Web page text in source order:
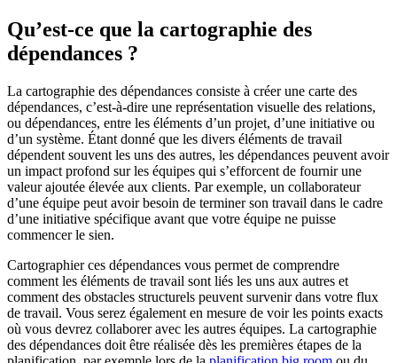
Qu’est-ce que la cartographie des
dépendances ?
La cartographie des dépendances consiste à créer une carte des
dépendances, c’est-à-dire une représentation visuelle des relations,
ou dépendances, entre les éléments d’un projet, d’une initiative ou
d’un système. Étant donné que les divers éléments de travail
dépendent souvent les uns des autres, les dépendances peuvent avoir
un impact profond sur les équipes qui s’efforcent de fournir une
valeur ajoutée élevée aux clients. Par exemple, un collaborateur
d’une équipe peut avoir besoin de terminer son travail dans le cadre
d’une initiative spécifique avant que votre équipe ne puisse
commencer le sien.
Cartographier ces dépendances vous permet de comprendre
comment les éléments de travail sont liés les uns aux autres et
comment des obstacles structurels peuvent survenir dans votre flux
de travail. Vous serez également en mesure de voir les points exacts
où vous devrez collaborer avec les autres équipes. La cartographie
des dépendances doit être réalisée dès les premières étapes de la